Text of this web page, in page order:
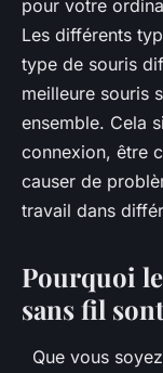
pour votre
Les différents
type de souris
meilleure souris
ensemble. Cela
connexion, être
causer de
travail dans
Pourquoi
sans fil
Que vous